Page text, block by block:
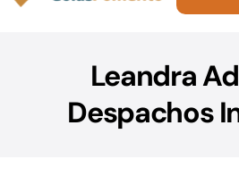
Linhas de Crédito
Leandra
Despachos